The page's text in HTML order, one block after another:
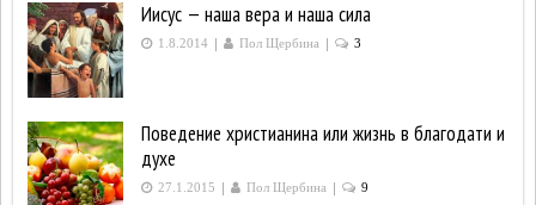
Иисус — наша вера и наша сила
1.8.2014 | Пол Щербина | 3
Поведение христианина или жизнь в благодати и
духе
27.1.2015 | Пол Щербина | 9